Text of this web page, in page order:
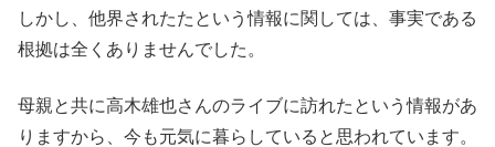
しかし、他界されたたという情報に関しては、事実である
根拠は全くありませんでした。
母親と共に高木雄也さんのライブに訪れたという情報があ
りますから、今も元気に暮らしていると思われています。